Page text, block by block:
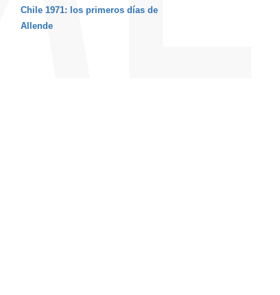
Chile 1971: los primeros días de
Allende